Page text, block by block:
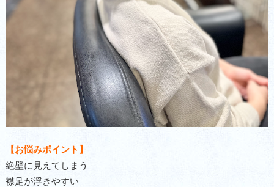
【お悩みポイント】
絶壁に見えてしまう
襟足が浮きやすい